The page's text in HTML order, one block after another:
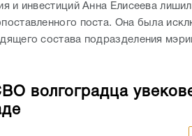
и инвестиций Анна Елисеева
поста. Она была
состава подразделения
волгоградца